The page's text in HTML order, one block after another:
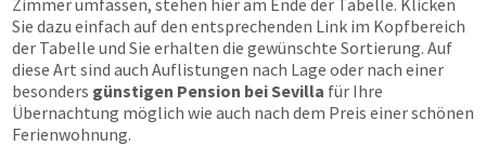
Zimmer umfassen, stehen hier am Ende der Tabelle. Klicken
Sie dazu einfach auf den entsprechenden Link im Kopfbereich
der Tabelle und Sie erhalten die gewünschte Sortierung. Auf
diese Art sind auch Auflistungen nach Lage oder nach einer
besonders günstigen Pension bei Sevilla für Ihre
Übernachtung möglich wie auch nach dem Preis einer schönen
Ferienwohnung.